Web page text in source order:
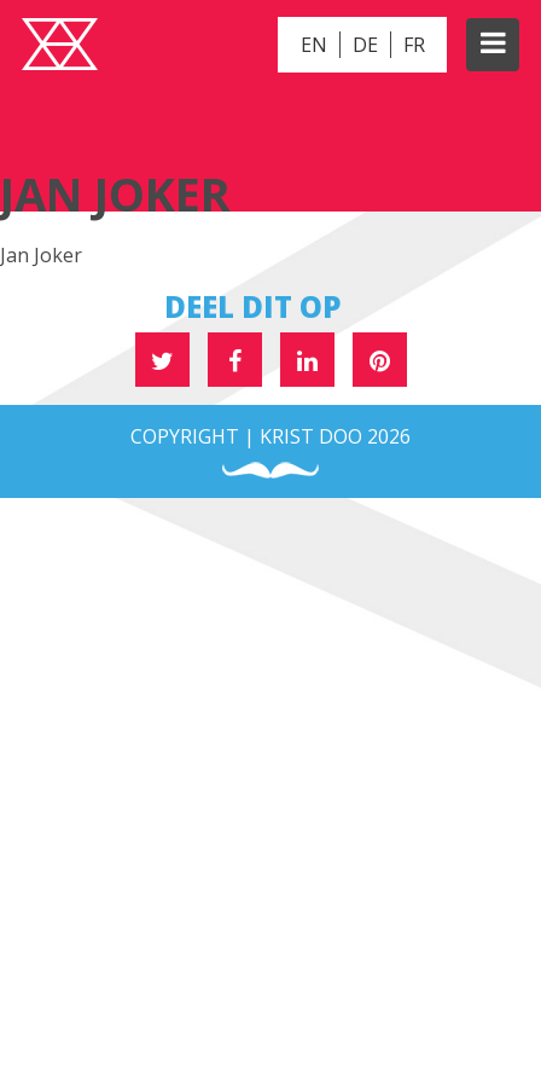
EN DE FR
JAN JOKER
Jan Joker
DEEL DIT OP
COPYRIGHT | KRIST DOO 2026